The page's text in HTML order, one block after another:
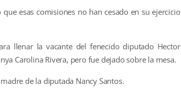
esas comisiones no han cesado en su ejercicio
llenar la vacante del fenecido diputado Hector
Carolina Rivera, pero fue dejado sobre la mesa.
de la diputada Nancy Santos.